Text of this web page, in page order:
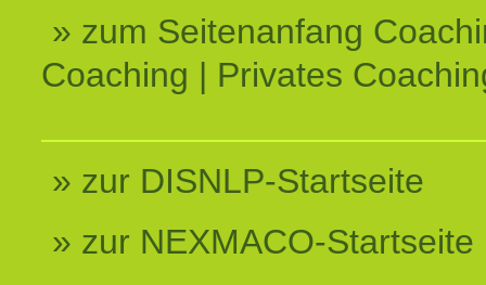
» zum Seitenanfang
Coaching | Privates
» zur DISNLP-Startseite
» zur NEXMACO-Startseite